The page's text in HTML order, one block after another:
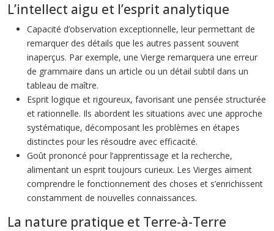
L’intellect aigu et l’esprit analytique
Capacité d’observation exceptionnelle, leur permettant de
remarquer des détails que les autres passent souvent
inaperçus. Par exemple, une Vierge remarquera une erreur
de grammaire dans un article ou un détail subtil dans un
tableau de maître.
Esprit logique et rigoureux, favorisant une pensée structurée
et rationnelle. Ils abordent les situations avec une approche
systématique, décomposant les problèmes en étapes
distinctes pour les résoudre avec efficacité.
Goût prononcé pour l’apprentissage et la recherche,
alimentant un esprit toujours curieux. Les Vierges aiment
comprendre le fonctionnement des choses et s’enrichissent
constamment de nouvelles connaissances.
La nature pratique et Terre-à-Terre